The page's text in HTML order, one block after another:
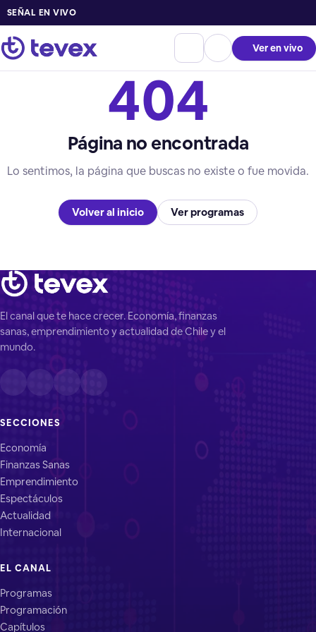
SEÑAL EN VIVO
Ver en vivo
404
Página no encontrada
Lo sentimos, la página que buscas no existe o fue movida.
Volver al inicio Ver programas
El canal que te hace crecer. Economía, finanzas
sanas, emprendimiento y actualidad de Chile y el
mundo.
SECCIONES
Economía
Finanzas Sanas
Emprendimiento
Espectáculos
Actualidad
Internacional
EL CANAL
Programas
Programación
Capítulos